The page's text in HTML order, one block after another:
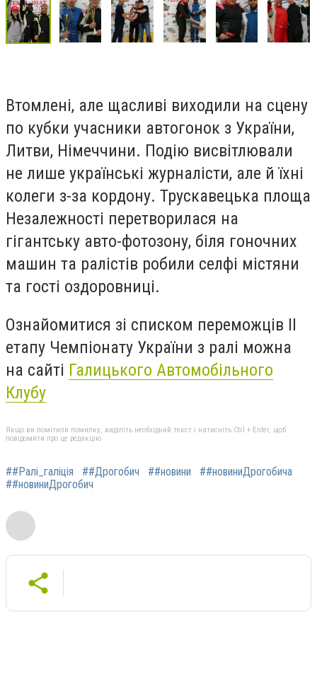
Втомлені, але щасливі виходили на сцену
по кубки учасники автогонок з України,
Литви, Німеччини. Подію висвітлювали
не лише українські журналісти, але й їхні
колеги з-за кордону. Трускавецька площа
Незалежності перетворилася на
гігантську авто-фотозону, біля гоночних
машин та ралістів робили селфі містяни
та гості оздоровниці.
Ознайомитися зі списком переможців ІІ
етапу Чемпіонату України з ралі можна
на сайті Галицького Автомобільного
Клубу
Якщо ви помітили помилку, виділіть необхідний текст і натисніть Ctrl + Enter, щоб
повідомити про це редакцію
##Ралі_галіція ##Дрогобич ##новини
##новиниДрогобича
##новиниДрогобич